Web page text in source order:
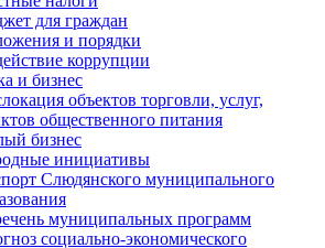
для граждан
и порядки
коррупции
и бизнес
объектов торговли, услуг,
общественного питания
бизнес
инициативы
Слюдянского муниципального
муниципальных программ
социально-экономического